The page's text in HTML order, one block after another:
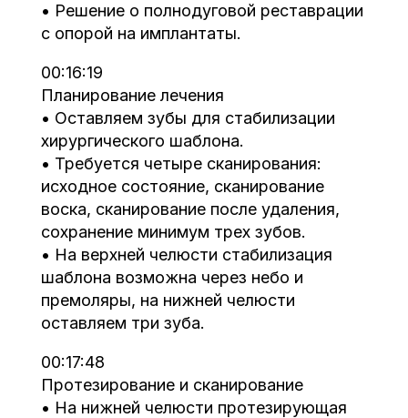
• Решение о полнодуговой реставрации
с опорой на имплантаты.
00:16:19
Планирование лечения
• Оставляем зубы для стабилизации
хирургического шаблона.
• Требуется четыре сканирования:
исходное состояние, сканирование
воска, сканирование после удаления,
сохранение минимум трех зубов.
• На верхней челюсти стабилизация
шаблона возможна через небо и
премоляры, на нижней челюсти
оставляем три зуба.
00:17:48
Протезирование и сканирование
• На нижней челюсти протезирующая